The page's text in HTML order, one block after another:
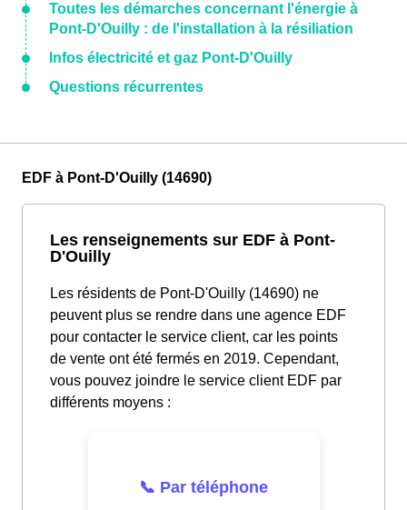
Toutes les démarches concernant l'énergie à
Pont-D'Ouilly : de l'installation à la résiliation
Infos électricité et gaz Pont-D'Ouilly
Questions récurrentes
EDF à Pont-D'Ouilly (14690)
Les renseignements sur EDF à Pont-
D'Ouilly
Les résidents de Pont-D'Ouilly (14690) ne
peuvent plus se rendre dans une agence EDF
pour contacter le service client, car les points
de vente ont été fermés en 2019. Cependant,
vous pouvez joindre le service client EDF par
différents moyens :
📞 Par téléphone